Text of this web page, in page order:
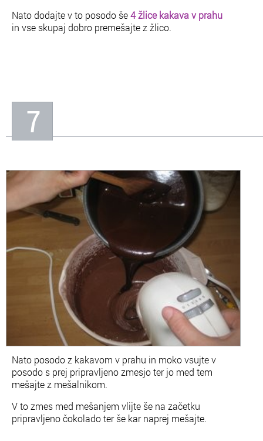
Nato dodajte v to posodo še4 žlice kakava v prahu
in vse skupaj dobro premešajte z žlico.
7
Nato posodo z kakavom v prahu in moko vsujte v
posodo s prej pripravljeno zmesjo ter jo med tem
mešajte z mešalnikom.
V to zmes med mešanjem vlijte še na začetku
pripravljeno čokolado ter še kar naprej mešajte.